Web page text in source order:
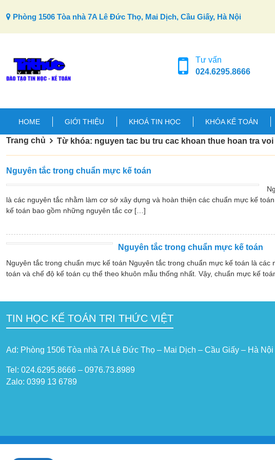
Phòng 1506 Tòa nhà 7A Lê Đức Thọ, Mai Dịch, Cầu Giấy, Hà Nội
Tư vấn
024.6295.8666
HOME GIỚI THIỆU KHOÁ TIN HỌC KHÓA KẾ TOÁN
Trang chủ Từ khóa: nguyen tac bu tru cac khoan thue hoan tra
Nguyên tắc trong chuẩn mực kế toán
là các nguyên tắc nhằm làm cơ sở xây dựng và hoàn thiện các chuẩn mực kế
kế toán bao gồm những nguyên tắc cơ […]
Nguyên tắc trong chuẩn mực kế toán
Nguyên tắc trong chuẩn mực kế toán Nguyên tắc trong chuẩn mực kế toán là
toán và chế độ kế toán cụ thể theo khuôn mẫu thống nhất. Vậy, chuẩn mực kế
TIN HỌC KẾ TOÁN TRI THỨC VIỆT
Ad: Phòng 1506 Tòa nhà 7A Lê Đức Thọ – Mai Dịch – Cầu Giấy – Hà Nội
Tel: 024.6295.8666 – 0976.73.8989
Zalo: 0399 13 6789